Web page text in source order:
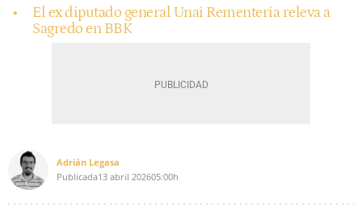
El ex diputado general Unai Rementeria releva a
Sagredo en BBK
Adrián Legasa
Publicada13 abril 202605:00h